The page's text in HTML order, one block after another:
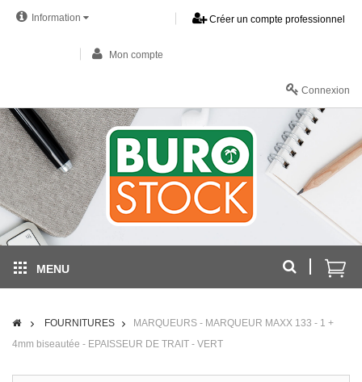
Information Créer un compte professionnel
Mon compte
Connexion
MENU
FOURNITURES
MARQUEURS - MARQUEUR MAXX 133 - 1 +
4mm biseautée - EPAISSEUR DE TRAIT - VERT